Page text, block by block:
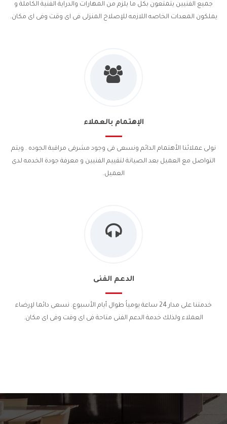
جميع الفنيين يتمتعون بكل ما يلزم من المهارات والدراية الفنية الكاملة و
يملكون المعدات الخاصه اللازمه للإصلاح المنزلى فى اى وقت وفى اى مكان.
الإهتمام بالعملاء
نولى عملائنا الأهتمام الدائم ونسعى فى وجود مشرفى مراقبة الجوده . ويتم
التواصل مع العميل بعد الصيانة لتقييم الفنيين و معرفة جودة الخدمه لدى
العميل.
الدعم الفنى
خدمتنا على مدار 24 ساعة يومياُ طوال أيام الأسبوع. نسعى دائما لإرضاء
العملاء ولذلك خدمة الدعم الفنى متاحة فى اى وقت وفى اى مكان.